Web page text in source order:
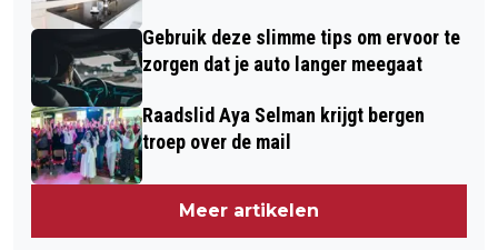
Gebruik deze slimme tips om ervoor te
zorgen dat je auto langer meegaat
Raadslid Aya Selman krijgt bergen
troep over de mail
Meer artikelen